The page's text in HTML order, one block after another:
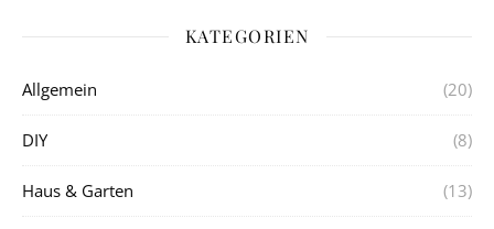
KATEGORIEN
Allgemein (20)
DIY (8)
Haus & Garten (13)